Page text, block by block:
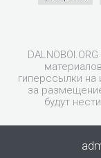
гиперссылки на
за
будут